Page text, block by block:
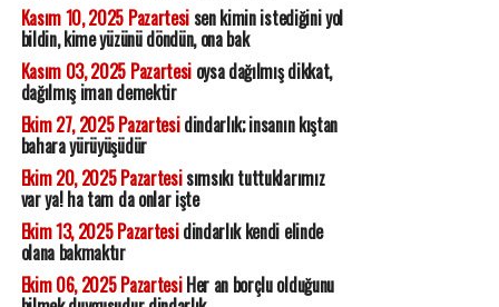
Kasım 10, 2025 Pazartesisen kimin istediğini yol
bildin, kime yüzünü döndün, ona bak
Kasım 03, 2025 Pazartesioysa dağılmış dikkat,
dağılmış iman demektir
Ekim 27, 2025 Pazartesidindarlık; insanın kıştan
bahara yürüyüşüdür
Ekim 20, 2025 Pazartesisımsıkı tuttuklarımız
var ya! ha tam da onlar işte
Ekim 13, 2025 Pazartesidindarlık kendi elinde
olana bakmaktır
Ekim 06, 2025 PazartesiHer an borçlu olduğunu